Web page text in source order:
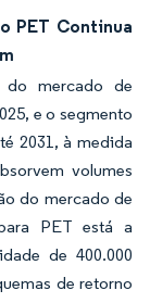
PET Continua
mercado de
e o segmento
2031, à medida
volumes
do mercado de
PET está a
de 400.000
de retorno